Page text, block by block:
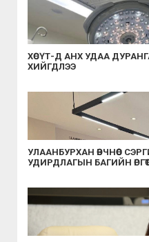
ХӨСҮТ-Д АНХ УДАА
ХИЙГДЛЭЭ
УЛААНБУРХАН ӨВЧНӨӨС
УДИРДЛАГЫН БАГИЙН